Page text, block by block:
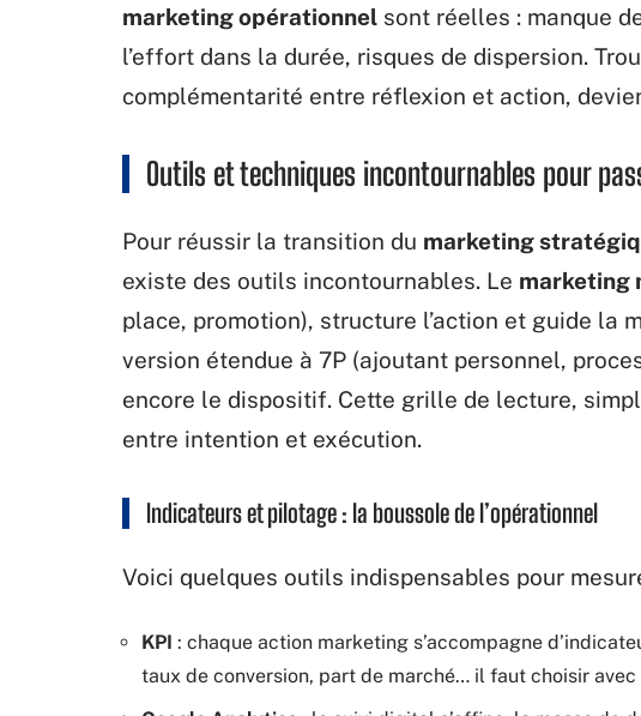
marketing opérationnel sont réelles : manque
l’effort dans la durée, risques de dispersion.
complémentarité entre réflexion et action,
Outils et techniques incontournables pour
Pour réussir la transition du marketing
existe des outils incontournables. Le marketing
place, promotion), structure l’action et guide la
version étendue à 7P (ajoutant personnel,
encore le dispositif. Cette grille de lecture,
entre intention et exécution.
Indicateurs et pilotage : la boussole de l’opérationnel
Voici quelques outils indispensables pour
KPI : chaque action marketing s’accompagne
taux de conversion, part de marché… il faut choisir avec